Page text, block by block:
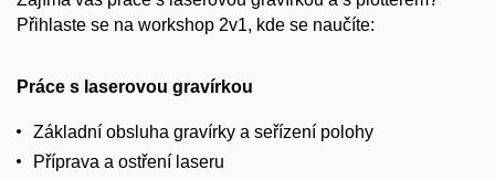
Přihlaste se na workshop 2v1, kde se naučíte:
Práce s laserovou gravírkou
Základní obsluha gravírky a seřízení polohy
Příprava a ostření laseru